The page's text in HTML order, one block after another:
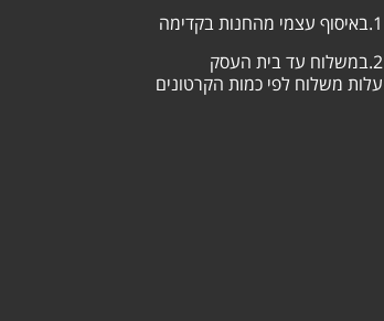
1.באיסוף עצמי מהחנות בקדימה
2.במשלוח עד בית העסק
עלות משלוח לפי כמות הקרטונים